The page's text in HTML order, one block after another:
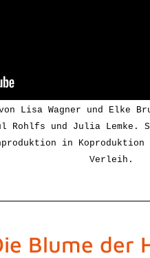
Lisa Wagner und Elke
Rohlfs und Julia Lemke.
in Koproduktion
Verleih.
Blume der